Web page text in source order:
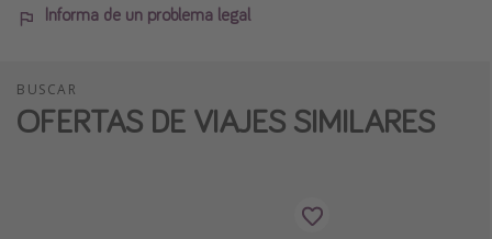
Informa de un problema legal
BUSCAR
OFERTAS DE VIAJES SIMILARES